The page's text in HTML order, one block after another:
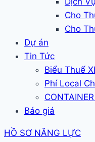
Cho
Cho
Dự án
Tin Tức
Biểu Thuế
Phí Local
Báo giá
HỒ SƠ NĂNG LỰC